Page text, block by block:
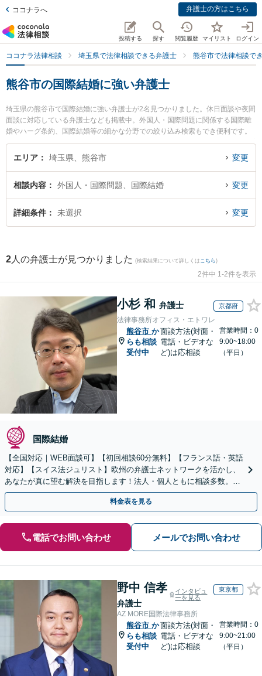
ココナラへ 弁護士の方はこちら
投稿する 探す 閲覧履歴 マイリスト ログイン
ココナラ法律相談 埼玉県で法律相談できる弁護士 熊谷市で法律相談で
熊谷市の国際結婚に強い弁護士
埼玉県の熊谷市で国際結婚に強い弁護士が2名見つかりました。休日面談や夜間
面談に対応している弁護士なども掲載中。外国人・国際問題に関係する国際離
婚やハーグ条約、国際結婚等の細かな分野での絞り込み検索もでき便利です。
特に大地法律事務所の吉野 大地弁護士や青山法律事務所の青山 智京弁護士のプ
ロフィール情報や弁護士費用、強みなどが注目されています。『熊谷市で土日
で国際結婚を法律相談できる熊谷市内の弁護士に相談予約したい』などでお困
りの相談者さんにおすすめです。
エリア 埼玉県、熊谷市 変更
相談内容 外国人・国際問題、国際結婚 変更
詳細条件 未選択 変更
2 人の弁護士が見つかりました (検索結果について詳しくは こちら)
2件中 1-2件を表示
小杉 和 弁護士 京都府
法律事務所オフィス・エトワレ
熊谷市 か
らも相談
受付中
面談方法(対面・
電話・ビデオな
ど)は応相談
営業時間：0
9:00~18:00
（平日）
国際結婚
【全国対応｜WEB面談可】【初回相談60分無料】【フランス語・英語
対応】【スイス法ジュリスト】欧州の弁護士ネットワークを活かし、
あなたが真に望む解決を目指します！法人・個人ともに相談多数。細
やかな連絡と粘り強い交渉を徹底【休日・夜間相談可】
料金表を見る
電話でお問い合わせ メールでお問い合わせ
野中 信孝
弁護士
インタビュ
ーを見る
東京都
AZ MORE国際法律事務所
熊谷市 か
らも相談
受付中
面談方法(対面・
電話・ビデオな
ど)は応相談
営業時間：0
9:00~21:00
（平日）